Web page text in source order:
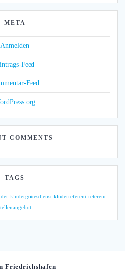
META
Anmelden
Feed
Feed
COMMENTS
TAGS
kindergottesdienst kinderreferent referent
Friedrichshafen